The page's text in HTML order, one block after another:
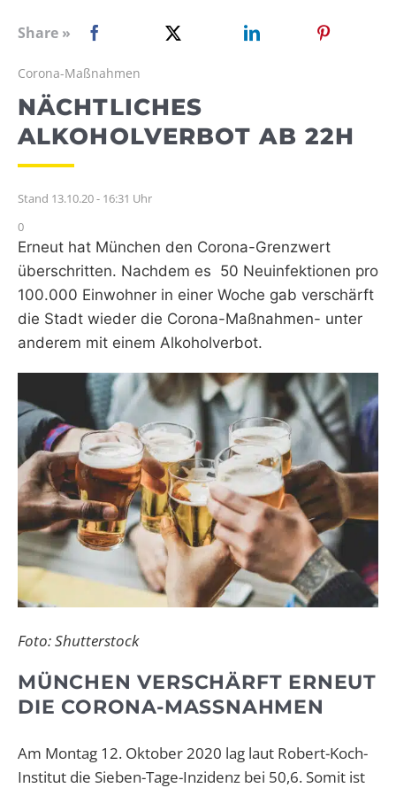
WEBRADIO
Share »
Corona-Maßnahmen
NÄCHTLICHES
ALKOHOLVERBOT AB 22H
Stand 13.10.20 - 16:31 Uhr
0
Erneut hat München den Corona-Grenzwert
überschritten. Nachdem es 50 Neuinfektionen pro
100.000 Einwohner in einer Woche gab verschärft
die Stadt wieder die Corona-Maßnahmen- unter
anderem mit einem Alkoholverbot.
Foto: Shutterstock
MÜNCHEN VERSCHÄRFT ERNEUT
DIE CORONA-MASSNAHMEN
Am Montag 12. Oktober 2020 lag laut Robert-Koch-
Institut die Sieben-Tage-Inzidenz bei 50,6. Somit ist